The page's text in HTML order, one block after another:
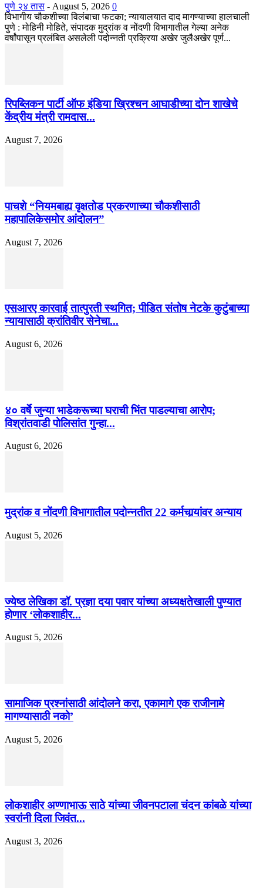
पुणे २४ तास - August 5, 2026 0
विभागीय चौकशीच्या विलंबाचा फटका; न्यायालयात दाद मागण्याच्या हालचाली
पुणे : मोहिनी मोहिते, संपादक मुद्रांक व नोंदणी विभागातील गेल्या अनेक
वर्षांपासून प्रलंबित असलेली पदोन्नती प्रक्रिया अखेर जुलैअखेर पूर्ण...
रिपब्लिकन पार्टी ऑफ इंडिया ख्रिश्चन आघाडीच्या दोन शाखेचे
केंद्रीय मंत्री रामदास...
August 7, 2026
पाचशे “नियमबाह्य वृक्षतोड प्रकरणाच्या चौकशीसाठी
महापालिकेसमोर आंदोलन”
August 7, 2026
एसआरए कारवाई तात्पुरती स्थगित; पीडित संतोष नेटके कुटुंबाच्या
न्यायासाठी क्रांतिवीर सेनेचा...
August 6, 2026
४० वर्षे जुन्या भाडेकरूच्या घराची भिंत पाडल्याचा आरोप;
विश्रांतवाडी पोलिसांत गुन्हा...
August 6, 2026
मुद्रांक व नोंदणी विभागातील पदोन्नतीत 22 कर्मचार्‍यांवर अन्याय
August 5, 2026
ज्येष्ठ लेखिका डॉ. प्रज्ञा दया पवार यांच्या अध्यक्षतेखाली पुण्यात
होणार ‘लोकशाहीर...
August 5, 2026
सामाजिक प्रश्नांसाठी आंदोलने करा, एकामागे एक राजीनामे
मागण्यासाठी नको’
August 5, 2026
लोकशाहीर अण्णाभाऊ साठे यांच्या जीवनपटाला चंदन कांबळे यांच्या
स्वरांनी दिला जिवंत...
August 3, 2026